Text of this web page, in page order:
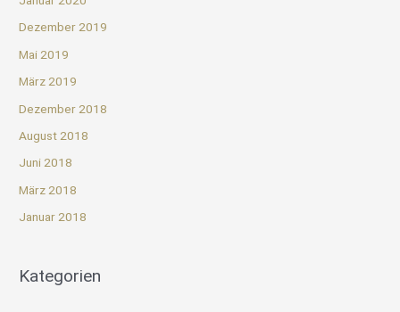
Dezember 2019
Mai 2019
März 2019
Dezember 2018
August 2018
Juni 2018
März 2018
Januar 2018
Kategorien